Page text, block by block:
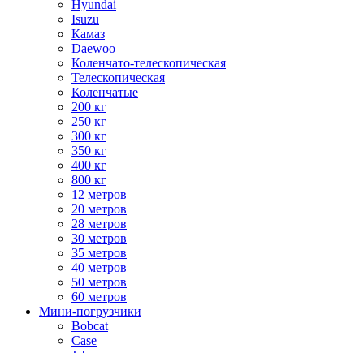
Hyundai
Isuzu
Камаз
Daewoo
Коленчато-телескопическая
Телескопическая
Коленчатые
200 кг
250 кг
300 кг
350 кг
400 кг
800 кг
12 метров
20 метров
28 метров
30 метров
35 метров
40 метров
50 метров
60 метров
Мини-погрузчики
Bobcat
Case